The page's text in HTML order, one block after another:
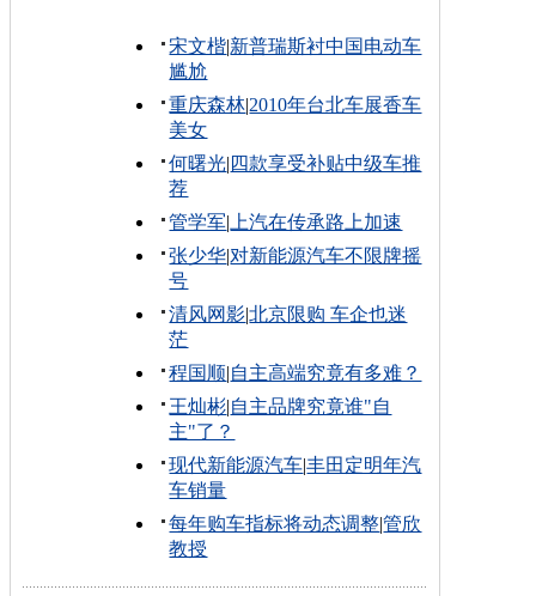
宋文楷|新普瑞斯衬中国电动车
尴尬
重庆森林|2010年台北车展香车
美女
何曙光| 四款享受补贴中级车推
荐
管学军| 上汽在传承路上加速
张少华|对新能源汽车不限牌摇
号
清风网影|北京限购 车企也迷
茫
程国顺|自主高端究竟有多难？
王灿彬|自主品牌究竟谁"自
主"了？
现代新能源汽车|丰田定明年汽
车销量
每年购车指标将动态调整|管欣
教授